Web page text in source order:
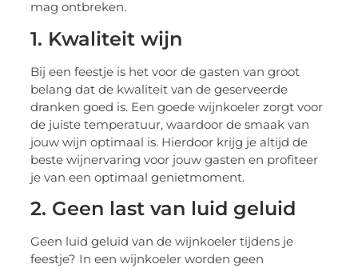
mag ontbreken.
1. Kwaliteit wijn
Bij een feestje is het voor de gasten van groot
belang dat de kwaliteit van de geserveerde
dranken goed is. Een goede wijnkoeler zorgt voor
de juiste temperatuur, waardoor de smaak van
jouw wijn optimaal is. Hierdoor krijg je altijd de
beste wijnervaring voor jouw gasten en profiteer
je van een optimaal genietmoment.
2. Geen last van luid geluid
Geen luid geluid van de wijnkoeler tijdens je
feestje? In een wijnkoeler worden geen